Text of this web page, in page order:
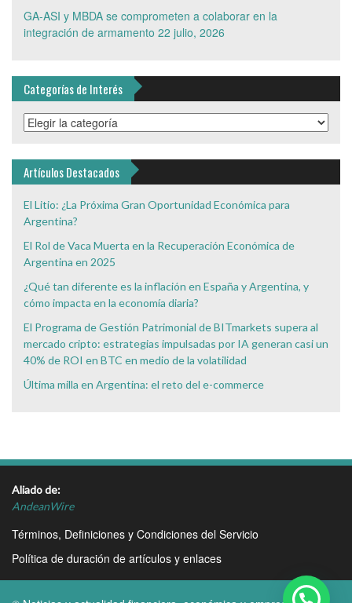
GA-ASI y MBDA se comprometen a colaborar en la
integración de armamento 22 julio, 2026
Categorías de Interés
Categorías
de
Artículos Destacados
El Litio: ¿La Próxima Gran Oportunidad Económica para
Argentina?
El Rol de Vaca Muerta en la Recuperación Económica de
Argentina en 2025
¿Qué tan diferente es la inflación en España y Argentina, y
cómo impacta en la economía diaria?
El Programa de Gestión Patrimonial de BITmarkets supera al
mercado cripto: estrategias impulsadas por IA generan casi un
40% de ROI en BTC en medio de la volatilidad
Última milla en Argentina: el reto del e-commerce
Aliado de:
AndeanWire
Términos, Definiciones y Condiciones del Servicio
Política de duración de artículos y enlaces